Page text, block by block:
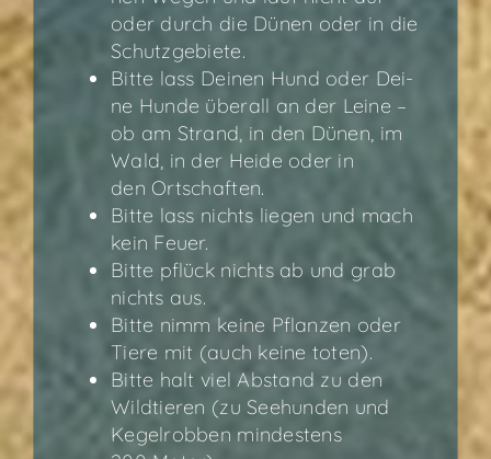
oder durch die Dünen oder in die
Schutzgebiete.
Bit­te lass Dei­nen Hund oder Dei­
ne Hun­de über­all an der Lei­ne –
ob am Strand, in den Dünen, im
Wald, in der Hei­de oder in
den Ortschaften.
Bit­te lass nichts lie­gen und mach
kein Feuer.
Bit­te pflück nichts ab und grab
nichts aus.
Bit­te nimm kei­ne Pflan­zen oder
Tie­re mit (auch kei­ne toten).
Bit­te halt viel Abstand zu den
Wild­tie­ren (zu See­hun­den und
Kegel­rob­ben min­des­tens